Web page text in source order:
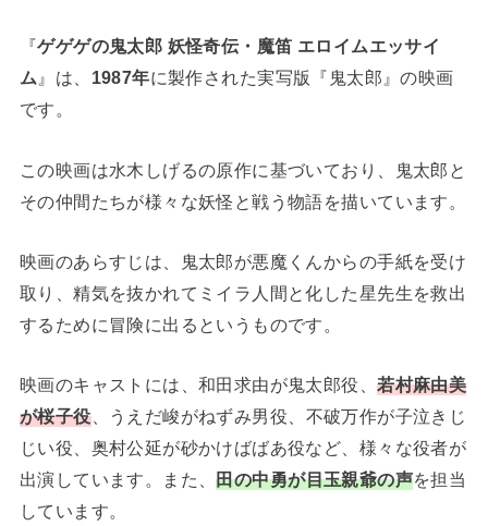
『ゲゲゲの鬼太郎 妖怪奇伝・魔笛 エロイムエッサイ
ム 』は、 1987年に製作された実写版『鬼太郎』の映画
です。
この映画は水木しげるの原作に基づいており、鬼太郎と
その仲間たちが様々な妖怪と戦う物語を描いています。
映画のあらすじは、鬼太郎が悪魔くんからの手紙を受け
取り、精気を抜かれてミイラ人間と化した星先生を救出
するために冒険に出るというものです​。
映画のキャストには、和田求由が鬼太郎役、若村麻由美
が桜子役、うえだ峻がねずみ男役、不破万作が子泣きじ
じい役、奥村公延が砂かけばばあ役など、様々な役者が
出演しています。また、田の中勇が目玉親爺の声を担当
しています​。